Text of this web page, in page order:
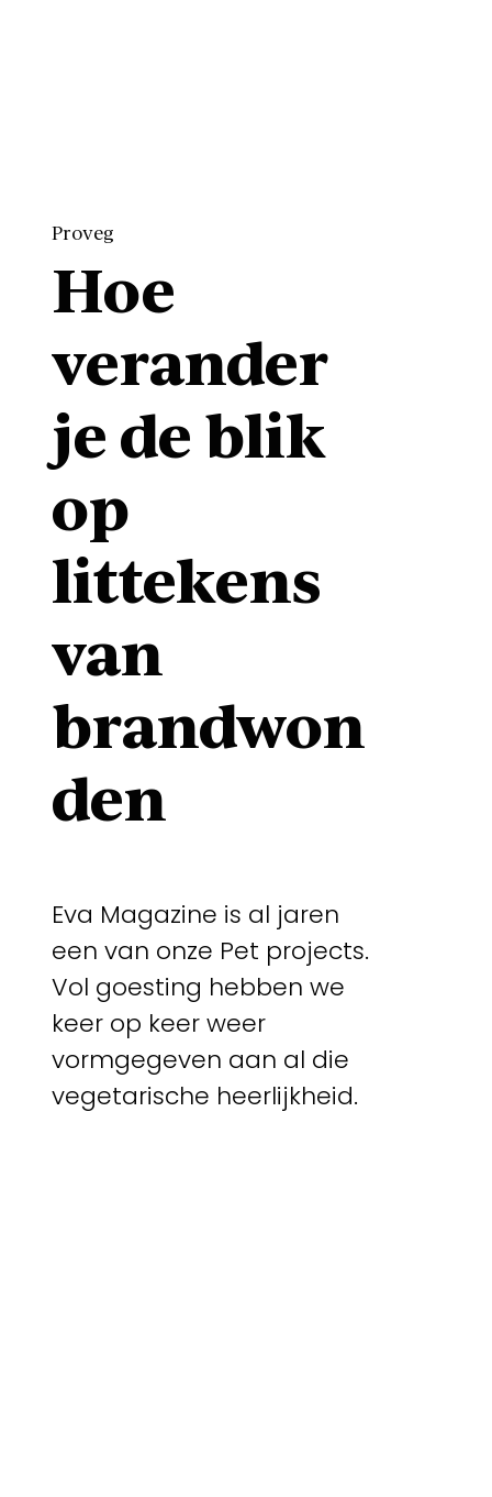
Eva Magazine is al jaren
een van onze Pet projects.
Vol goesting hebben we
keer op keer weer
vormgegeven aan al die
vegetarische heerlijkheid.
Proveg
Hoe
verander
je de blik
op
littekens
van
brandwon
den